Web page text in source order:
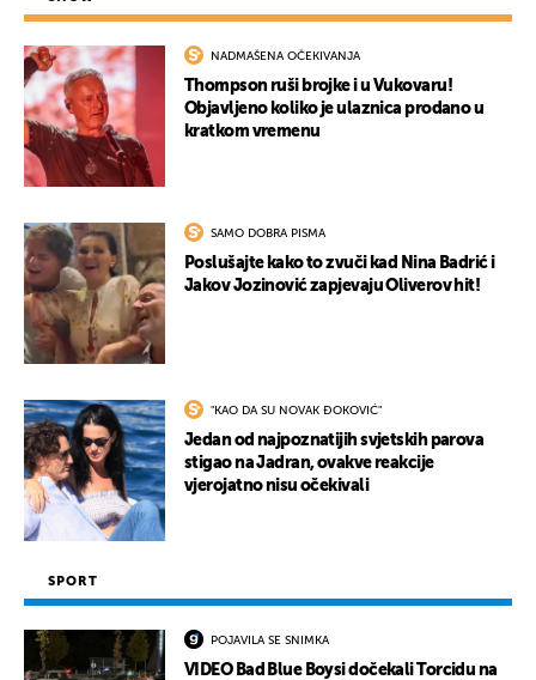
NADMAŠENA OČEKIVANJA
Thompson ruši brojke i u Vukovaru!
Objavljeno koliko je ulaznica prodano u
kratkom vremenu
SAMO DOBRA PISMA
Poslušajte kako to zvuči kad Nina Badrić i
Jakov Jozinović zapjevaju Oliverov hit!
"KAO DA SU NOVAK ĐOKOVIĆ"
Jedan od najpoznatijih svjetskih parova
stigao na Jadran, ovakve reakcije
vjerojatno nisu očekivali
SPORT
POJAVILA SE SNIMKA
VIDEO Bad Blue Boysi dočekali Torcidu na